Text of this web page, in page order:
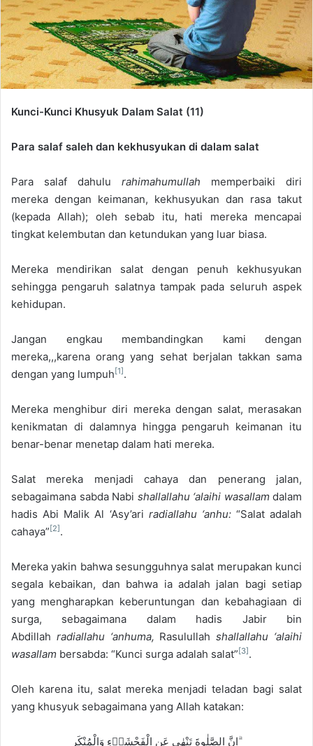
l
Kunci-Kunci Khusyuk Dalam Salat (11)
Para salaf saleh dan kekhusyukan di dalam salat
Para salaf dahulu rahimahumullah memperbaiki diri
mereka dengan keimanan, kekhusyukan dan rasa takut
(kepada Allah); oleh sebab itu, hati mereka mencapai
tingkat kelembutan dan ketundukan yang luar biasa.
Mereka mendirikan salat dengan penuh kekhusyukan
sehingga pengaruh salatnya tampak pada seluruh aspek
kehidupan.
Jangan engkau membandingkan kami dengan
mereka,,,karena orang yang sehat berjalan takkan sama
dengan yang lumpuh [1] .
Mereka menghibur diri mereka dengan salat, merasakan
kenikmatan di dalamnya hingga pengaruh keimanan itu
benar-benar menetap dalam hati mereka.
Salat mereka menjadi cahaya dan penerang jalan,
sebagaimana sabda Nabi shallallahu ‘alaihi wasallam dalam
hadis Abi Malik Al ‘Asy’ari radiallahu ‘anhu: “Salat adalah
cahaya” [2] .
Mereka yakin bahwa sesungguhnya salat merupakan kunci
segala kebaikan, dan bahwa ia adalah jalan bagi setiap
yang mengharapkan keberuntungan dan kebahagiaan di
surga, sebagaimana dalam hadis Jabir bin
Abdillah radiallahu ‘anhuma, Rasulullahshallallahu ‘alaihi
wasallam bersabda: “Kunci surga adalah salat” [3] .
Oleh karena itu, salat mereka menjadi teladan bagi salat
yang khusyuk sebagaimana yang Allah katakan:
اِنَّ الصَّلٰوةَ تَنْهٰى عَنِ الْفَحْشَاۤءِ وَالْمُنْكَرِ ۗ